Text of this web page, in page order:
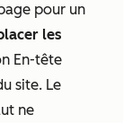
pour un
les
En-tête
site. Le
ne